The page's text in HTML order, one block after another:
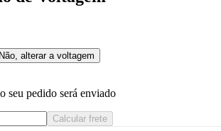
Não, alterar a voltagem
seu pedido será enviado
Calcular frete